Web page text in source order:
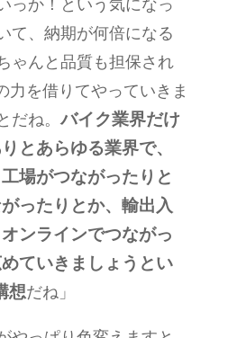
っか！という気になっ
て、納期が何倍になる
ゃんと品質も担保され
力を借りてやっていきま
だね。バイク業界だけ
とあらゆる業界で、
場がつながったりと
ったりとか、輸出入
ンラインでつながっ
ていきましょうとい
想だね」